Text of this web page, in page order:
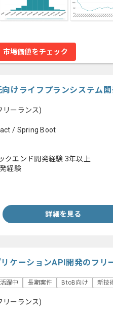
市場価値をチェック
向けライフプランシステム
リーランス)
/ Spring Boot
クエンド開発経験 3年以上
経験
詳細を見る
リケーションAPI開発のフリ
躍中 長期案件 BtoB向け 新技
リーランス)